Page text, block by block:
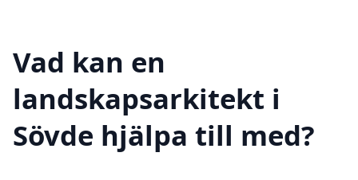
Vad kan en
landskapsarkitekt i
Sövde hjälpa till med?